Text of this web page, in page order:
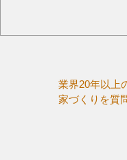
業界20年以上
家づくりを質